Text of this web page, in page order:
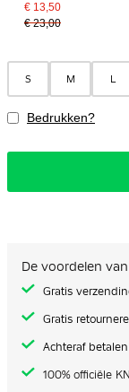
€ 13,50
€ 23,00
S M L
Bedrukken?
De voordelen
Gratis
Gratis
Achteraf
100% officiële